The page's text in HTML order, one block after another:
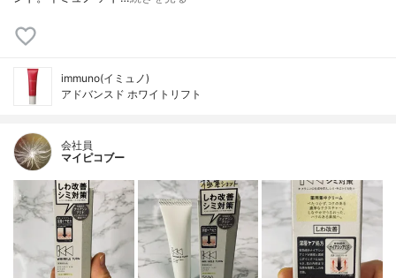
immuno(イミュノ)
アドバンスド ホワイトリフト
会社員
マイピコブー